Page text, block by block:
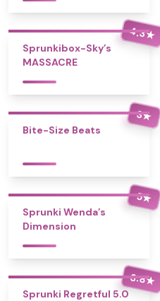
4.3★
Sprunkibox-Sky’s
MASSACRE
3★
Bite-Size Beats
5★
Sprunki Wenda’s
Dimension
3.8★
Sprunki Regretful 5.0